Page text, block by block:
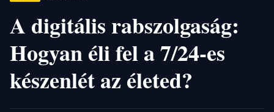
A digitális rabszolgaság:
Hogyan éli fel a 7/24-es
készenlét az életed?